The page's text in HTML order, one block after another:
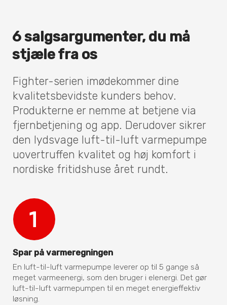
6 salgsargumenter, du må
stjæle fra os
Fighter-serien imødekommer dine
kvalitetsbevidste kunders behov.
Produkterne er nemme at betjene via
fjernbetjening og app. Derudover sikrer
den lydsvage luft-til-luft varmepumpe
uovertruffen kvalitet og høj komfort i
nordiske fritidshuse året rundt.
Spar på varmeregningen
En luft-til-luft varmepumpe leverer op til 5 gange så
meget varmeenergi, som den bruger i elenergi. Det gør
luft-til-luft varmepumpen til en meget energieffektiv
løsning.